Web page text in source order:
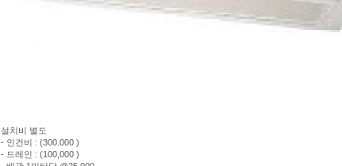
설치비 별도
- 인건비 : (300.000 )
- 드레인 : (100,000 )